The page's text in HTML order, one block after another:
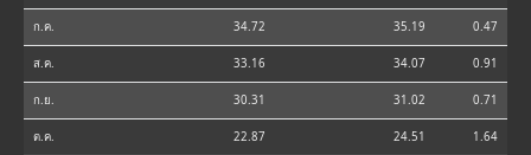
ก.ค. 34.72 35.19 0.47
ส.ค. 33.16 34.07 0.91
ก.ย. 30.31 31.02 0.71
ต.ค. 22.87 24.51 1.64